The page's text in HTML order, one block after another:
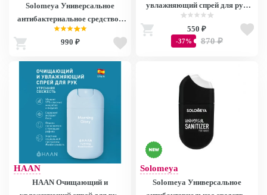
Solomeya Универсальное
антибактериальное средство /
990 ₽
увлажняющий спрей для рук
"Ароматная Роза" / Hand
Sanitizer Bright Rose, 30 мл
550 ₽
-37% 870 ₽
HAAN
HAAN Очищающий и
Solomeya
Solomeya Универсальное